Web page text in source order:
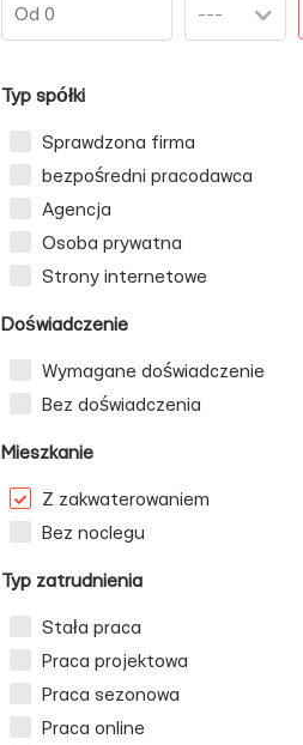
Typ spółki
Sprawdzona firma
bezpośredni pracodawca
Agencja
Osoba prywatna
Strony internetowe
Doświadczenie
Wymagane doświadczenie
Bez doświadczenia
Mieszkanie
Z zakwaterowaniem
Bez noclegu
Typ zatrudnienia
Stała praca
Praca projektowa
Praca sezonowa
Praca online